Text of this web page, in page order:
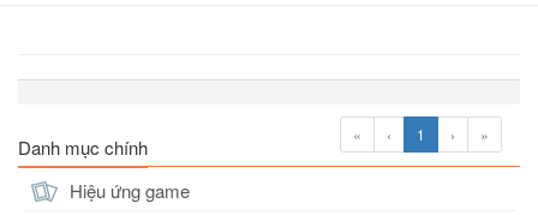
« ‹ 1 › »
Danh mục chính
Hiệu ứng game